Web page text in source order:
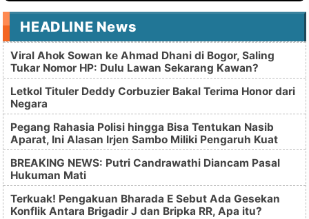
HEADLINE News
Viral Ahok Sowan ke Ahmad Dhani di Bogor, Saling
Tukar Nomor HP: Dulu Lawan Sekarang Kawan?
Letkol Tituler Deddy Corbuzier Bakal Terima Honor dari
Negara
Pegang Rahasia Polisi hingga Bisa Tentukan Nasib
Aparat, Ini Alasan Irjen Sambo Miliki Pengaruh Kuat
BREAKING NEWS: Putri Candrawathi Diancam Pasal
Hukuman Mati
Terkuak! Pengakuan Bharada E Sebut Ada Gesekan
Konflik Antara Brigadir J dan Bripka RR, Apa itu?